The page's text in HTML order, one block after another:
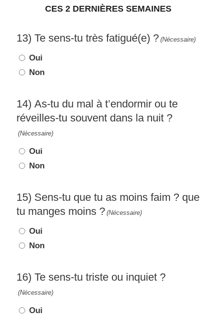
CES 2 DERNIÈRES SEMAINES
13) Te sens-tu très fatigué(e) ? (Nécessaire)
Oui
Non
14) As-tu du mal à t’endormir ou te
réveilles-tu souvent dans la nuit ?
(Nécessaire)
Oui
Non
15) Sens-tu que tu as moins faim ? que
tu manges moins ? (Nécessaire)
Oui
Non
16) Te sens-tu triste ou inquiet ?
(Nécessaire)
Oui